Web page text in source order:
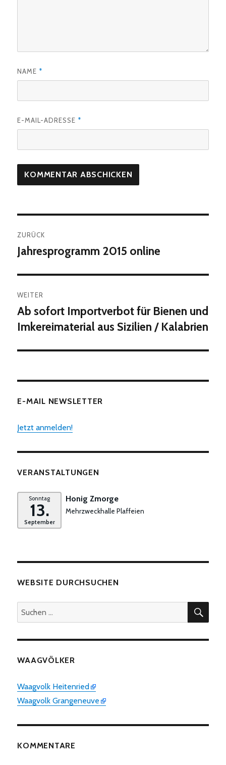
NAME *
E-MAIL-ADRESSE *
ZURÜCK
Vorheriger
Jahresprogramm 2015 online
WEITER
Nächster
Beitrag:
Ab sofort Importverbot für Bienen und
Imkereimaterial aus Sizilien / Kalabrien
E-MAIL NEWSLETTER
Jetzt anmelden!
VERANSTALTUNGEN
Sonntag
13.
September
Honig Zmorge
Mehrzweckhalle Plaffeien
WEBSITE DURCHSUCHEN
Suchen
nach:
WAAGVÖLKER
Waagvolk Heitenried
Waagvolk Grangeneuve
KOMMENTARE